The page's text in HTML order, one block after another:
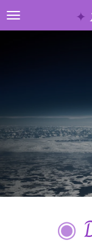
Ga
direct
✦
◉